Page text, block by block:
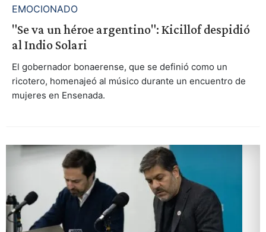
EMOCIONADO
"Se va un héroe argentino": Kicillof despidió
al Indio Solari
El gobernador bonaerense, que se definió como un
ricotero, homenajeó al músico durante un encuentro de
mujeres en Ensenada.